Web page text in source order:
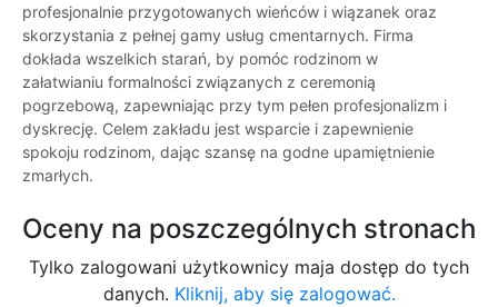
profesjonalnie przygotowanych wieńców i wiązanek oraz
skorzystania z pełnej gamy usług cmentarnych. Firma
dokłada wszelkich starań, by pomóc rodzinom w
załatwianiu formalności związanych z ceremonią
pogrzebową, zapewniając przy tym pełen profesjonalizm i
dyskrecję. Celem zakładu jest wsparcie i zapewnienie
spokoju rodzinom, dając szansę na godne upamiętnienie
zmarłych.
Oceny na poszczególnych stronach
Tylko zalogowani użytkownicy maja dostęp do tych
danych. Kliknij, aby się zalogować.